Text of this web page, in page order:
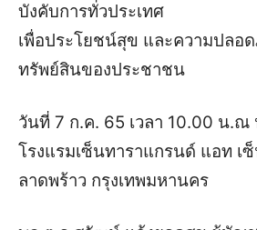
บังคับการทั่วประเทศ
เพื่อประโยชน์สุข และความปลอ
ทรัพย์สินของประชาชน
วันที่ 7 ก.ค. 65 เวลา 10.00 น.ณ
โรงแรมเซ็นทาราแกรนด์ แอท เ
ลาดพร้าว กรุงเทพมหานคร